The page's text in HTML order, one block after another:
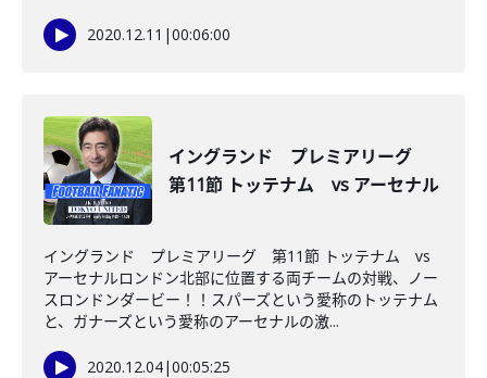
2020.12.11 |00:06:00
イングランド プレミアリーグ
第11節 トッテナム vs アーセナル
イングランド プレミアリーグ 第11節 トッテナム vs
アーセナルロンドン北部に位置する両チームの対戦、ノー
スロンドンダービー！！スパーズという愛称のトッテナム
と、ガナーズという愛称のアーセナルの激...
2020.12.04|00:05:25